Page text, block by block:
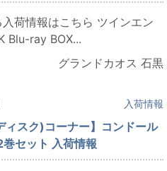
荷情報はこちら ツインエン
Blu-ray BOX...
グランドカオス 石黒
入荷情報
ィスク)コーナー】コンドール
セット 入荷情報